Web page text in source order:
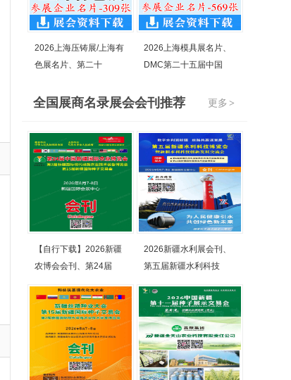
2026上海压铸展/上海有
色展名片、第二十
2026上海模具展名片、
DMC第二十五届中国
更多 >
全国展商名录展会会刊推荐
【自行下载】2026新疆
农博会会刊、第24届
2026新疆水利展会刊、
第五届新疆水利科技